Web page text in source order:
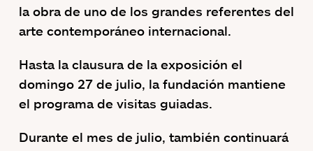
la obra de uno de los grandes referentes del
arte contemporáneo internacional.
Hasta la clausura de la exposición el
domingo 27 de julio, la fundación mantiene
el programa de visitas guiadas.
Durante el mes de julio, también continuará